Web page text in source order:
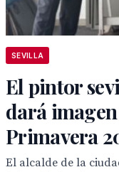
SEVILLA
El pintor
dará
Primavera
El alcalde de la